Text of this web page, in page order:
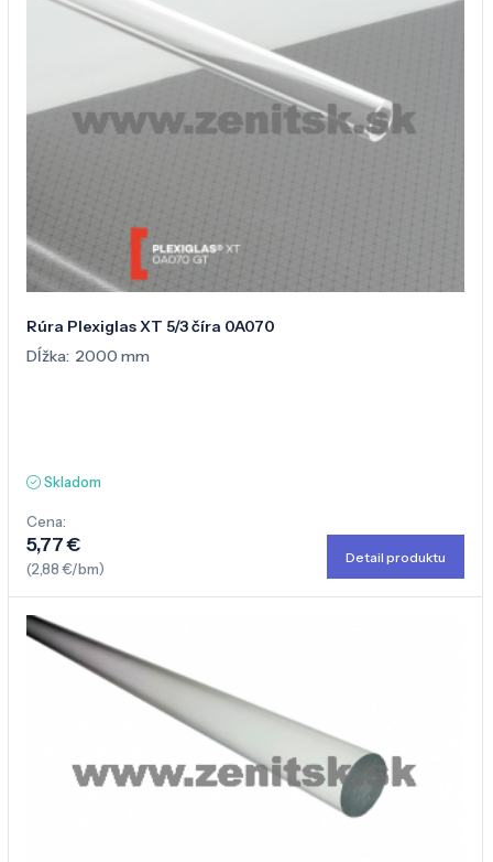
Rúra Plexiglas XT 5/3 číra 0A070
Dĺžka: 2000 mm
Skladom
Cena:
5,77 €
(2,88 €/bm)
Detail produktu